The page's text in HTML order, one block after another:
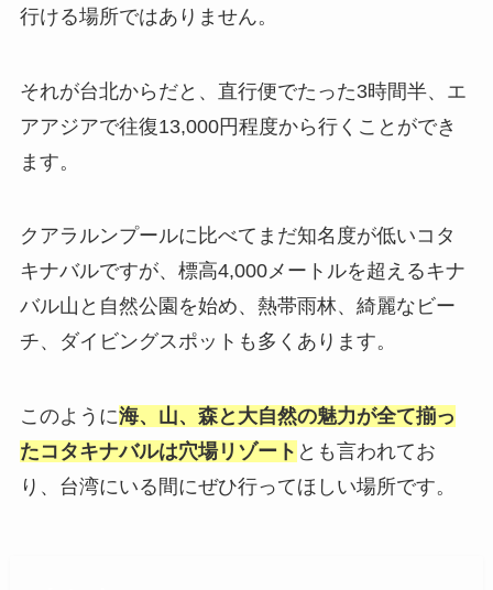
行ける場所ではありません。
それが台北からだと、直行便でたった3時間半、エ
アアジアで往復13,000円程度から行くことができ
ます。
クアラルンプールに比べてまだ知名度が低いコタ
キナバルですが、標高4,000メートルを超えるキナ
バル山と自然公園を始め、熱帯雨林、綺麗なビー
チ、ダイビングスポットも多くあります。
このように海、山、森と大自然の魅力が全て揃っ
たコタキナバルは穴場リゾート とも言われてお
り、台湾にいる間にぜひ行ってほしい場所です。